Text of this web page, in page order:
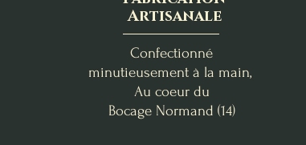
Artisanale
Confectionné
minutieusement à la main,
Au coeur du
Bocage Normand (14)